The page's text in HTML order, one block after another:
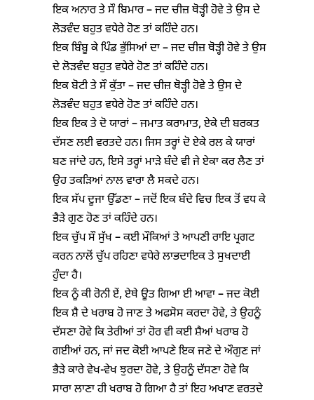
ਇਕ ਅਨਾਰ ਤੇ ਸੌ ਬਿਮਾਰ – ਜਦ ਚੀਜ਼ ਥੋੜ੍ਹੀ ਹੋਵੇ ਤੇ ਉਸ ਦੇ
ਲੋੜਵੰਦ ਬਹੁਤ ਵਧੇਰੇ ਹੋਣ ਤਾਂ ਕਹਿੰਦੇ ਹਨ।
ਇਕ ਬਿੰਬੂ ਕੇ ਪਿੰਡ ਭੁੱਸਿਆਂ ਦਾ – ਜਦ ਚੀਜ਼ ਥੋੜ੍ਹੀ ਹੋਵੇ ਤੇ ਉਸ
ਦੇ ਲੋੜਵੰਦ ਬਹੁਤ ਵਧੇਰੇ ਹੋਣ ਤਾਂ ਕਹਿੰਦੇ ਹਨ।
ਇਕ ਬੋਟੀ ਤੇ ਸੌ ਕੁੱਤਾ – ਜਦ ਚੀਜ਼ ਥੋੜ੍ਹੀ ਹੋਵੇ ਤੇ ਉਸ ਦੇ
ਲੋੜਵੰਦ ਬਹੁਤ ਵਧੇਰੇ ਹੋਣ ਤਾਂ ਕਹਿੰਦੇ ਹਨ।
ਇਕ ਇਕ ਤੇ ਦੋ ਯਾਰਾਂ – ਜਮਾਤ ਕਰਾਮਾਤ, ਏਕੇ ਦੀ ਬਰਕਤ
ਦੱਸਣ ਲਈ ਵਰਤਦੇ ਹਨ। ਜਿਸ ਤਰ੍ਹਾਂ ਦੋ ਏਕੇ ਰਲ ਕੇ ਯਾਰਾਂ
ਬਣ ਜਾਂਦੇ ਹਨ, ਇਸੇ ਤਰ੍ਹਾਂ ਮਾੜੇ ਬੰਦੇ ਵੀ ਜੇ ਏਕਾ ਕਰ ਲੈਣ ਤਾਂ
ਉਹ ਤਕੜਿਆਂ ਨਾਲ ਵਾਰਾ ਲੈ ਸਕਦੇ ਹਨ।
ਇਕ ਸੱਪ ਦੂਜਾ ਉੱਡਣਾ – ਜਦੋਂ ਇਕ ਬੰਦੇ ਵਿਚ ਇਕ ਤੋਂ ਵਧ ਕੇ
ਭੈੜੇ ਗੁਣ ਹੋਣ ਤਾਂ ਕਹਿੰਦੇ ਹਨ।
ਇਕ ਚੁੱਪ ਸੌ ਸੁੱਖ – ਕਈ ਮੌਕਿਆਂ ਤੇ ਆਪਣੀ ਰਾਇ ਪ੍ਰਗਟ
ਕਰਨ ਨਾਲੋਂ ਚੁੱਪ ਰਹਿਣਾ ਵਧੇਰੇ ਲਾਭਦਾਇਕ ਤੇ ਸੁਖਦਾਈ
ਹੁੰਦਾ ਹੈ।
ਇਕ ਨੂੰ ਕੀ ਰੋਨੀ ਏਂ, ਏਥੇ ਊਤ ਗਿਆ ਈ ਆਵਾ – ਜਦ ਕੋਈ
ਇਕ ਸ਼ੈ ਦੇ ਖਰਾਬ ਹੋ ਜਾਣ ਤੇ ਅਫਸੋਸ ਕਰਦਾ ਹੋਵੇ, ਤੇ ਉਹਨੂੰ
ਦੱਸਣਾ ਹੋਵੇ ਕਿ ਤੇਰੀਆਂ ਤਾਂ ਹੋਰ ਵੀ ਕਈ ਸ਼ੈਆਂ ਖਰਾਬ ਹੋ
ਗਈਆਂ ਹਨ, ਜਾਂ ਜਦ ਕੋਈ ਆਪਣੇ ਇਕ ਜਣੇ ਦੇ ਔਗੁਣ ਜਾਂ
ਭੈੜੇ ਕਾਰੇ ਵੇਖ-ਵੇਖ ਝੁਰਦਾ ਹੋਵੇ, ਤੇ ਉਹਨੂੰ ਦੱਸਣਾ ਹੋਵੇ ਕਿ
ਸਾਰਾ ਲਾਣਾ ਹੀ ਖਰਾਬ ਹੋ ਗਿਆ ਹੈ ਤਾਂ ਇਹ ਅਖਾਣ ਵਰਤਦੇ